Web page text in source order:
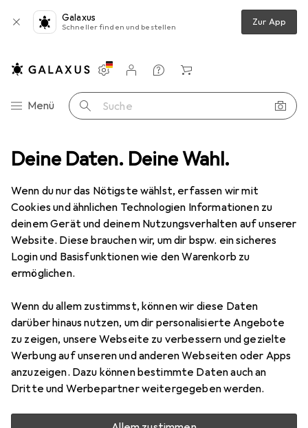
Deine Daten. Deine Wahl.
Wenn du nur das Nötigste wählst, erfassen wir mit
Cookies und ähnlichen Technologien Informationen zu
deinem Gerät und deinem Nutzungsverhalten auf unserer
Website. Diese brauchen wir, um dir bspw. ein sicheres
Login und Basisfunktionen wie den Warenkorb zu
ermöglichen.
Wenn du allem zustimmst, können wir diese Daten
darüber hinaus nutzen, um dir personalisierte Angebote
zu zeigen, unsere Webseite zu verbessern und gezielte
Werbung auf unseren und anderen Webseiten oder Apps
anzuzeigen. Dazu können bestimmte Daten auch an
Dritte und Werbepartner weitergegeben werden.
Galaxus
Schneller finden und bestellen Zur App
Navigation nach Kategorien
Menü Suche
Einstellungen
Kundenkonto
Vergleichslisten
Merklisten
Warenkorb
in Mode Uhren + Schmuck Armbanduhr
12 Bilder
BeringMax René
Analoguhr, 38 mm
1
Bewertungen
Aktuell nicht lieferbar
Benachrichtigen, wenn lieferbar